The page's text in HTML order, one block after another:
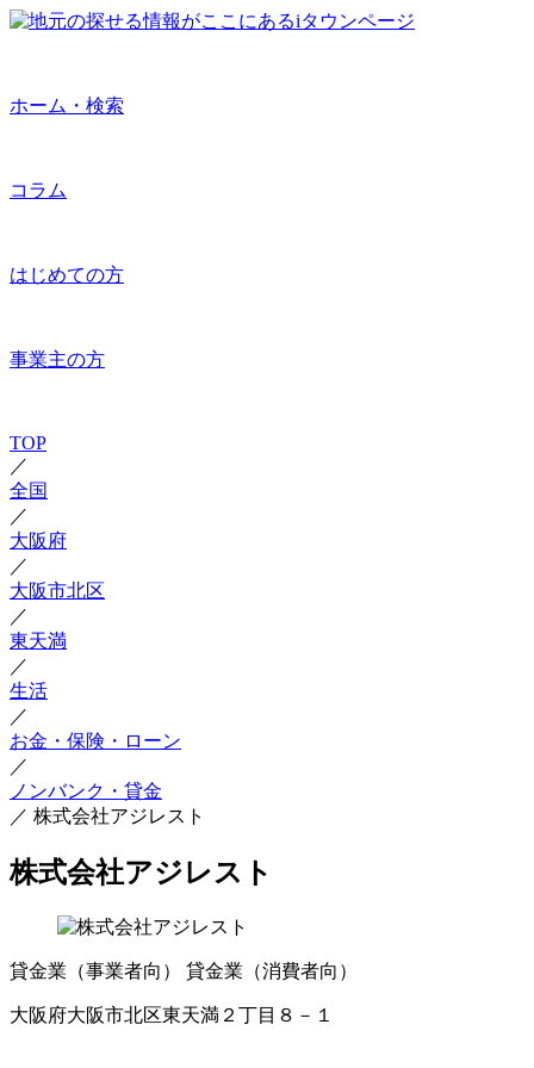
ホーム・検索
コラム
はじめての方
事業主の方
TOP
／
全国
／
大阪府
／
大阪市北区
／
東天満
／
生活
／
お金・保険・ローン
／
ノンバンク・貸金
／ 株式会社アジレスト
株式会社アジレスト
貸金業（事業者向） 貸金業（消費者向）
大阪府大阪市北区東天満２丁目８－１